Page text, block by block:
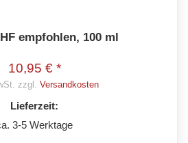
empfohlen, 100 ml
10,95 € *
zzgl. Versandkosten
Lieferzeit:
3-5 Werktage